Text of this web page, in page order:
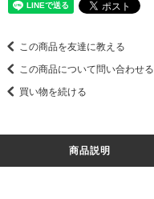
この商品を友達に教える
この商品について問い合わせる
買い物を続ける
商品説明